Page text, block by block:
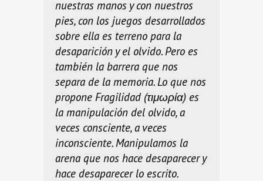
nuestras manos y con nuestros
pies, con los juegos desarrollados
sobre ella es terreno para la
desaparición y el olvido. Pero es
también la barrera que nos
separa de la memoria. Lo que nos
propone Fragilidad (τιμωρία) es
la manipulación del olvido, a
veces consciente, a veces
inconsciente. Manipulamos la
arena que nos hace desaparecer y
hace desaparecer lo escrito.